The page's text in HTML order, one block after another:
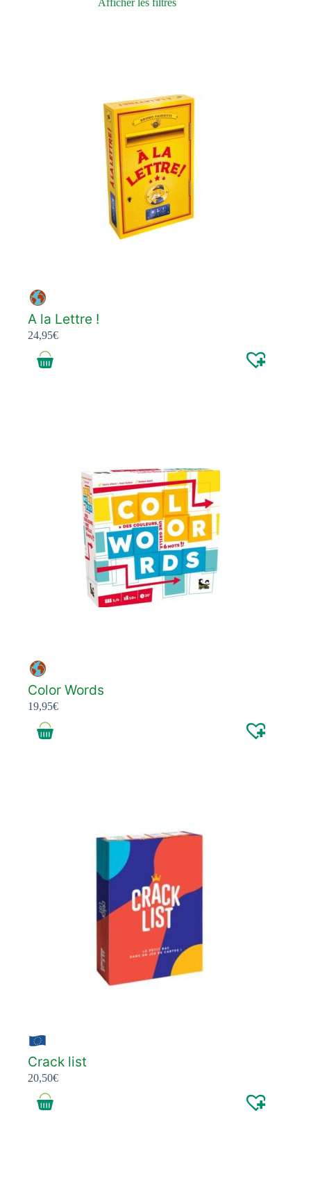
Afficher les filtres
A la Lettre !
24,95€
Color Words
19,95€
Crack list
20,50€
Démarche environnementale